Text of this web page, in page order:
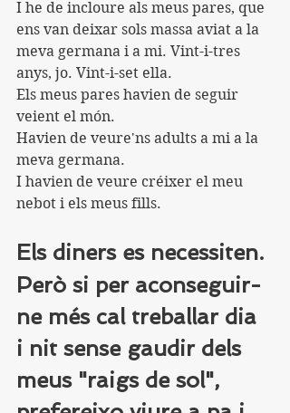
I he de incloure als meus pares, que
ens van deixar sols massa aviat a la
meva germana i a mi. Vint-i-tres
anys, jo. Vint-i-set ella.
Els meus pares havien de seguir
veient el món.
Havien de veure'ns adults a mi a la
meva germana.
I havien de veure créixer el meu
nebot i els meus fills.
Els diners es necessiten.
Però si per aconseguir-
ne més cal treballar dia
i nit sense gaudir dels
meus "raigs de sol",